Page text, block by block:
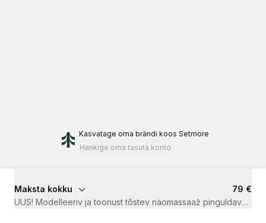
Kasvatage oma brändi koos Setmore
Hankige oma tasuta konto
Maksta kokku
79 €
UUS! Modelleeriv ja toonust tõstev näomassaaž pinguldava